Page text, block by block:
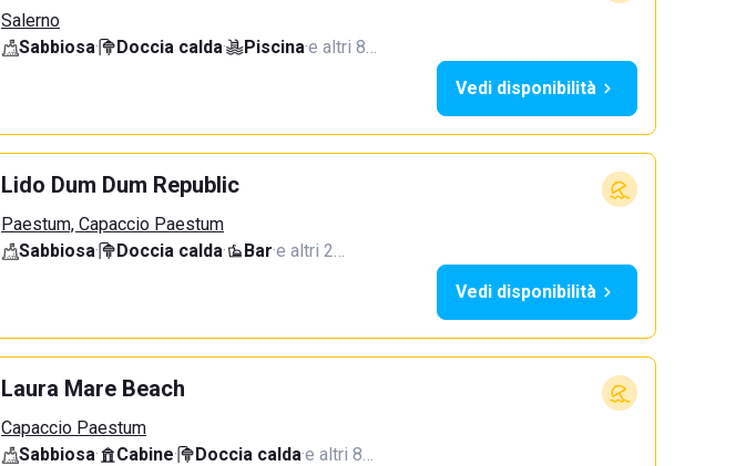
Salerno
Sabbiosa· Doccia calda· Piscina·e altri 8…
Vedi disponibilità
Lido Dum Dum Republic
Paestum, Capaccio Paestum
Sabbiosa· Doccia calda· Bar·e altri 2…
Vedi disponibilità
Laura Mare Beach
Capaccio Paestum
Sabbiosa· Cabine· Doccia calda·e altri 8…